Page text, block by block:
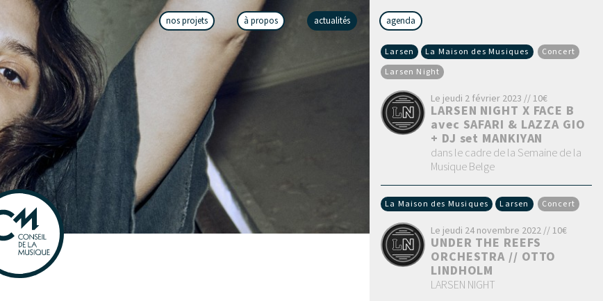
nos projets à propos actualités agenda
Larsen La Maison des Musiques
Concert
Larsen Night
Le jeudi 2 février 2023 // 10€
LARSEN NIGHT X FACE B
avec SAFARI & LAZZA GIO
+ DJ set MANKIYAN
dans le cadre de la Semaine de la
Musique Belge
La Maison des Musiques Larsen Concert
Le jeudi 24 novembre 2022 // 10€
UNDER THE REEFS
ORCHESTRA // OTTO
LINDHOLM
LARSEN NIGHT